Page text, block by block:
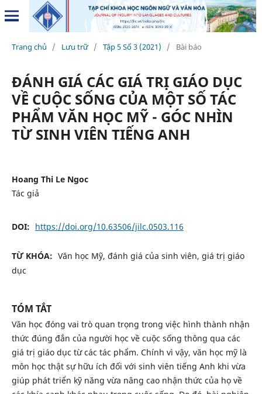
Trang chủ / Lưu trữ / Tập 5 Số 3 (2021) / Bài báo
ĐÁNH GIÁ CÁC GIÁ TRỊ GIÁO DỤC
VỀ CUỘC SỐNG CỦA MỘT SỐ TÁC
PHẨM VĂN HỌC MỸ - GÓC NHÌN
TỪ SINH VIÊN TIẾNG ANH
Hoang Thi Le Ngoc
Tác giả
DOI: https://doi.org/10.63506/jilc.0503.116
TỪ KHÓA: Văn học Mỹ, đánh giá của sinh viên, giá trị giáo
dục
TÓM TẮT
Văn học đóng vai trò quan trọng trong việc hình thành nhận
thức đúng đắn của người học về cuộc sống thông qua các
giá trị giáo dục từ các tác phẩm. Chính vì vậy, văn học mỹ là
môn học thật sự hữu ích đối với sinh viên tiếng Anh khi vừa
giúp phát triển kỹ năng vừa nâng cao nhận thức của họ về